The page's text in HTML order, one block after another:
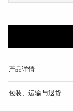
产品详情
包装、运输与退货